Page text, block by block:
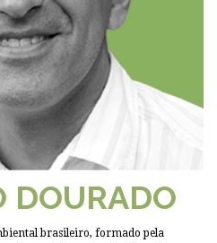
DOURADO
brasileiro, formado pela